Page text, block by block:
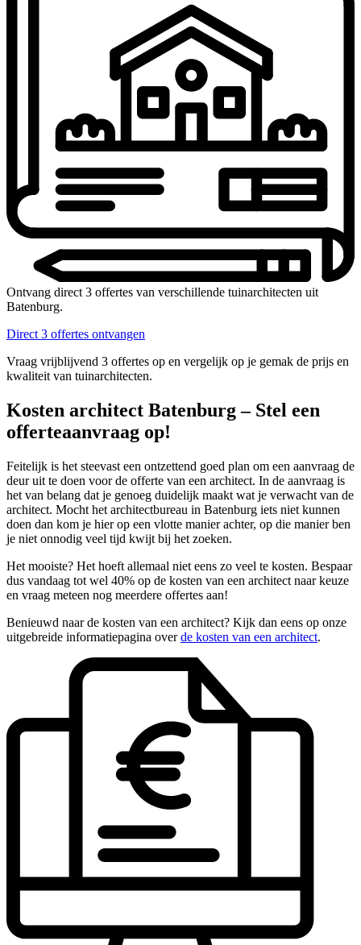
Ontvang direct 3 offertes van verschillende tuinarchitecten uit
Batenburg.
Direct 3 offertes ontvangen
Vraag vrijblijvend 3 offertes op en vergelijk op je gemak de prijs en
kwaliteit van tuinarchitecten.
Kosten architect Batenburg – Stel een
offerteaanvraag op!
Feitelijk is het steevast een ontzettend goed plan om een aanvraag de
deur uit te doen voor de offerte van een architect. In de aanvraag is
het van belang dat je genoeg duidelijk maakt wat je verwacht van de
architect. Mocht het architectbureau in Batenburg iets niet kunnen
doen dan kom je hier op een vlotte manier achter, op die manier ben
je niet onnodig veel tijd kwijt bij het zoeken.
Het mooiste? Het hoeft allemaal niet eens zo veel te kosten. Bespaar
dus vandaag tot wel 40% op de kosten van een architect naar keuze
en vraag meteen nog meerdere offertes aan!
Benieuwd naar de kosten van een architect? Kijk dan eens op onze
uitgebreide informatiepagina overde kosten van een architect.